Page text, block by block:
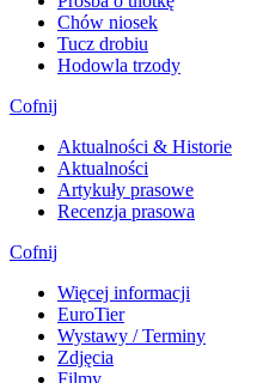
Chów niosek
Tucz drobiu
Hodowla trzody
Cofnij
Aktualności & Historie
Aktualności
Artykuły prasowe
Recenzja prasowa
Cofnij
Więcej informacji
EuroTier
Wystawy / Terminy
Zdjęcia